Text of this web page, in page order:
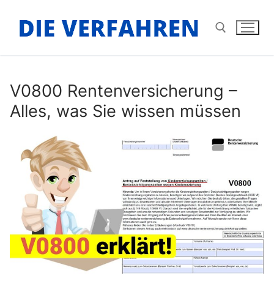
Inhalt
springen
V0800 Rentenversicherung –
Alles, was Sie wissen müssen